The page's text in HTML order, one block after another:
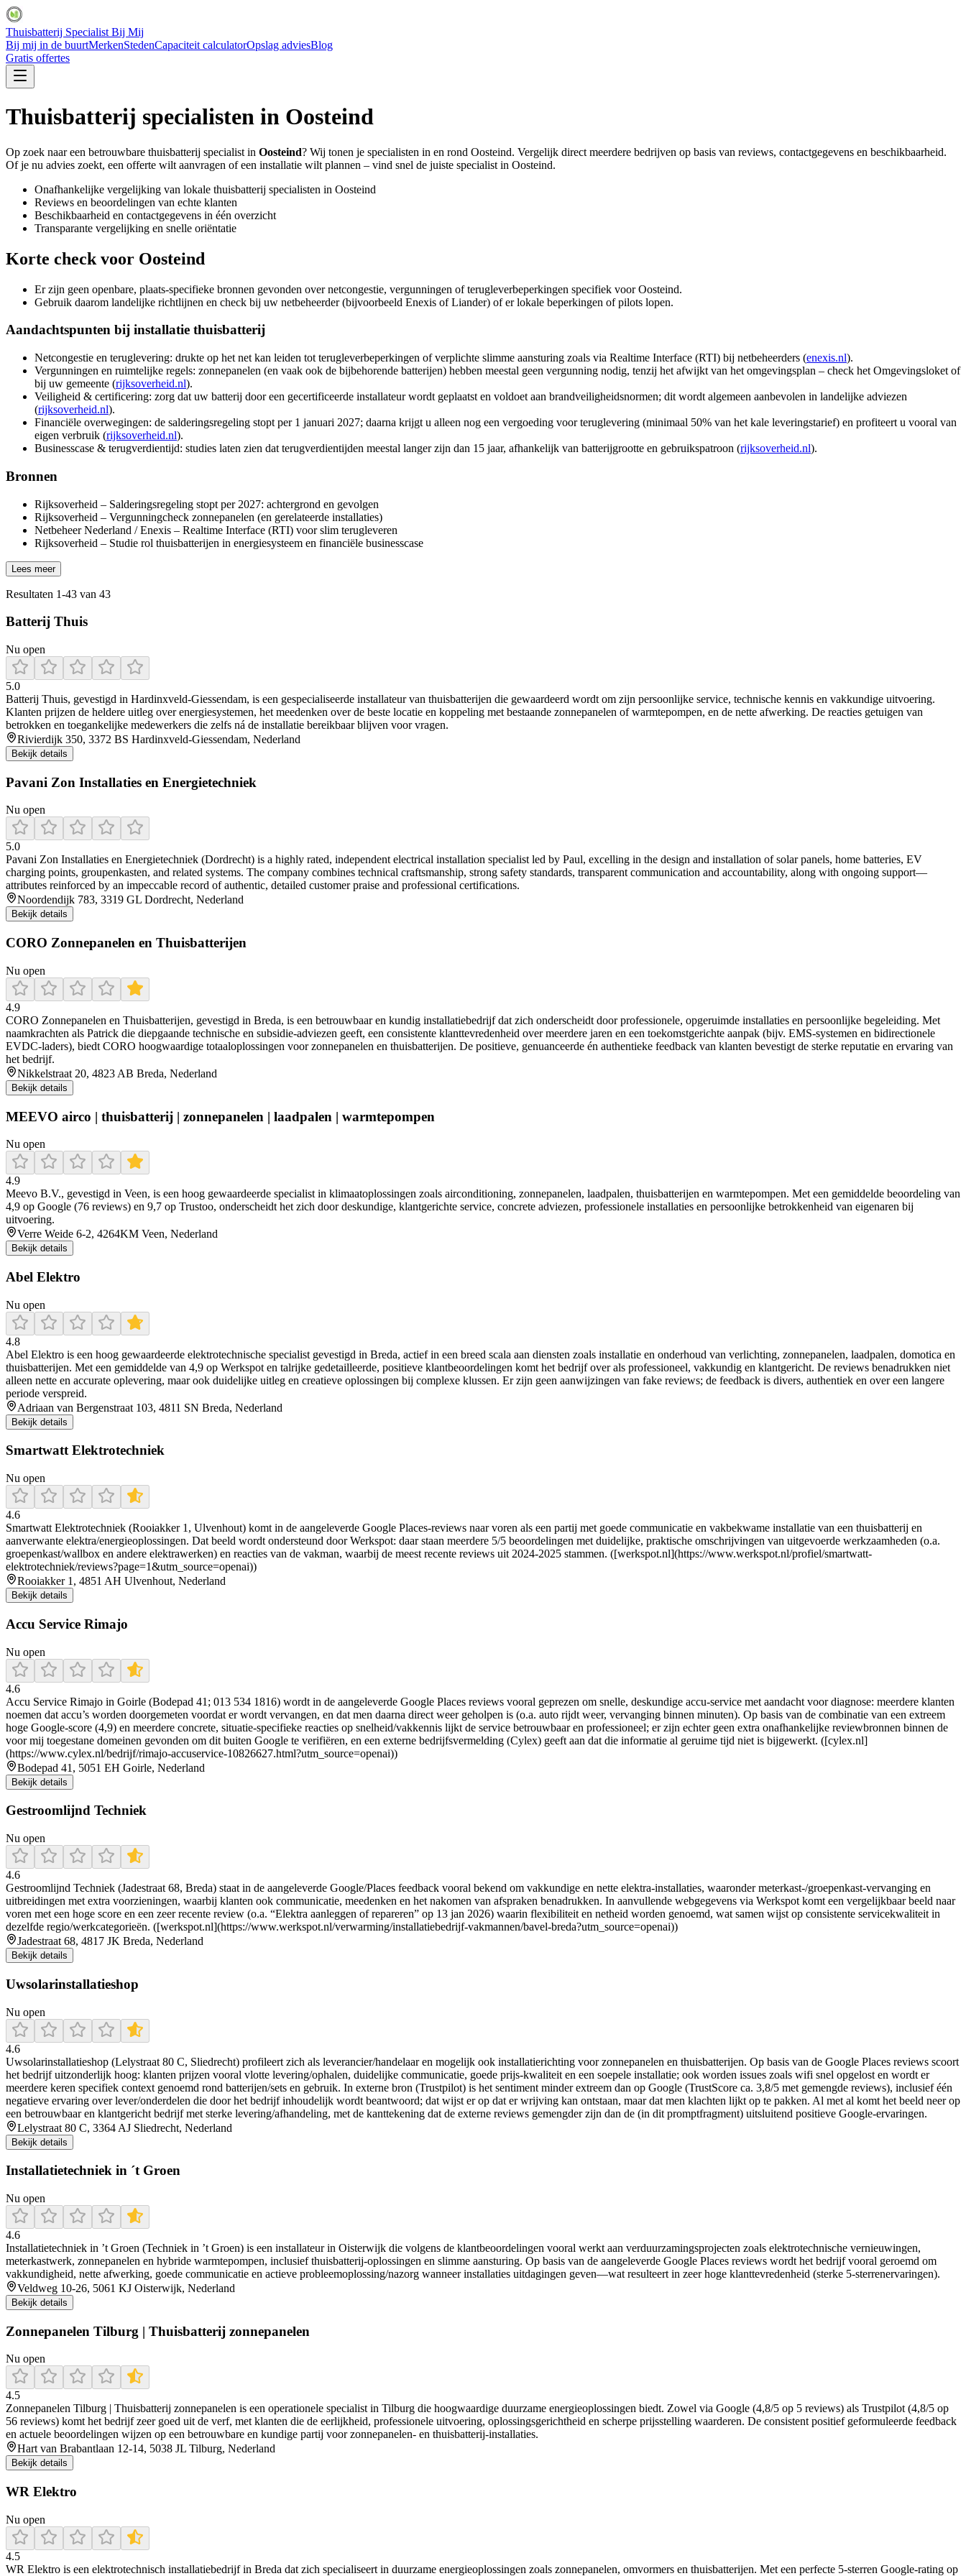
Thuisbatterij Specialist Bij Mij
Bij mij in de buurtMerkenStedenCapaciteit calculatorOpslag adviesBlog
Gratis offertes
Thuisbatterij specialisten in Oosteind
Op zoek naar een betrouwbare thuisbatterij specialist in Oosteind? Wij tonen je specialisten in en rond Oosteind. Vergelijk direct meerdere bedrijven op basis van reviews, contactgegevens en beschikbaarheid.
Of je nu advies zoekt, een offerte wilt aanvragen of een installatie wilt plannen – vind snel de juiste specialist in Oosteind.
Onafhankelijke vergelijking van lokale thuisbatterij specialisten in Oosteind
Reviews en beoordelingen van echte klanten
Beschikbaarheid en contactgegevens in één overzicht
Transparante vergelijking en snelle oriëntatie
Korte check voor Oosteind
Er zijn geen openbare, plaats-specifieke bronnen gevonden over netcongestie, vergunningen of terugleverbeperkingen specifiek voor Oosteind.
Gebruik daarom landelijke richtlijnen en check bij uw netbeheerder (bijvoorbeeld Enexis of Liander) of er lokale beperkingen of pilots lopen.
Aandachtspunten bij installatie thuisbatterij
Netcongestie en teruglevering: drukte op het net kan leiden tot terugleverbeperkingen of verplichte slimme aansturing zoals via Realtime Interface (RTI) bij netbeheerders (enexis.nl).
Vergunningen en ruimtelijke regels: zonnepanelen (en vaak ook de bijbehorende batterijen) hebben meestal geen vergunning nodig, tenzij het afwijkt van het omgevingsplan – check het Omgevingsloket of
bij uw gemeente (rijksoverheid.nl).
Veiligheid & certificering: zorg dat uw batterij door een gecertificeerde installateur wordt geplaatst en voldoet aan brandveiligheidsnormen; dit wordt algemeen aanbevolen in landelijke adviezen
(rijksoverheid.nl).
Financiële overwegingen: de salderingsregeling stopt per 1 januari 2027; daarna krijgt u alleen nog een vergoeding voor teruglevering (minimaal 50% van het kale leveringstarief) en profiteert u vooral van
eigen verbruik (rijksoverheid.nl).
Businesscase & terugverdientijd: studies laten zien dat terugverdientijden meestal langer zijn dan 15 jaar, afhankelijk van batterijgrootte en gebruikspatroon (rijksoverheid.nl).
Bronnen
Rijksoverheid – Salderingsregeling stopt per 2027: achtergrond en gevolgen
Rijksoverheid – Vergunningcheck zonnepanelen (en gerelateerde installaties)
Netbeheer Nederland / Enexis – Realtime Interface (RTI) voor slim terugleveren
Rijksoverheid – Studie rol thuisbatterijen in energiesysteem en financiële businesscase
Lees meer
Resultaten 1-43 van 43
Batterij Thuis
Nu open
5.0
Batterij Thuis, gevestigd in Hardinxveld‑Giessendam, is een gespecialiseerde installateur van thuisbatterijen die gewaardeerd wordt om zijn persoonlijke service, technische kennis en vakkundige uitvoering.
Klanten prijzen de heldere uitleg over energiesystemen, het meedenken over de beste locatie en koppeling met bestaande zonnepanelen of warmtepompen, en de nette afwerking. De reacties getuigen van
betrokken en toegankelijke medewerkers die zelfs ná de installatie bereikbaar blijven voor vragen.
Rivierdijk 350, 3372 BS Hardinxveld-Giessendam, Nederland
Bekijk details
Pavani Zon Installaties en Energietechniek
Nu open
5.0
Pavani Zon Installaties en Energietechniek (Dordrecht) is a highly rated, independent electrical installation specialist led by Paul, excelling in the design and installation of solar panels, home batteries, EV
charging points, groupenkasten, and related systems. The company combines technical craftsmanship, strong safety standards, transparent communication and accountability, along with ongoing support—
attributes reinforced by an impeccable record of authentic, detailed customer praise and professional certifications.
Noordendijk 783, 3319 GL Dordrecht, Nederland
Bekijk details
CORO Zonnepanelen en Thuisbatterijen
Nu open
4.9
CORO Zonnepanelen en Thuisbatterijen, gevestigd in Breda, is een betrouwbaar en kundig installatiebedrijf dat zich onderscheidt door professionele, opgeruimde installaties en persoonlijke begeleiding. Met
naamkrachten als Patrick die diepgaande technische en subsidie-adviezen geeft, een consistente klanttevredenheid over meerdere jaren en een toekomstgerichte aanpak (bijv. EMS-systemen en bidirectionele
EVDC-laders), biedt CORO hoogwaardige totaaloplossingen voor zonnepanelen en thuisbatterijen. De positieve, genuanceerde én authentieke feedback van klanten bevestigt de sterke reputatie en ervaring van
het bedrijf.
Nikkelstraat 20, 4823 AB Breda, Nederland
Bekijk details
MEEVO airco | thuisbatterij | zonnepanelen | laadpalen | warmtepompen
Nu open
4.9
Meevo B.V., gevestigd in Veen, is een hoog gewaardeerde specialist in klimaatoplossingen zoals airconditioning, zonnepanelen, laadpalen, thuisbatterijen en warmtepompen. Met een gemiddelde beoordeling van
4,9 op Google (76 reviews) en 9,7 op Trustoo, onderscheidt het zich door deskundige, klantgerichte service, concrete adviezen, professionele installaties en persoonlijke betrokkenheid van eigenaren bij
uitvoering.
Verre Weide 6-2, 4264KM Veen, Nederland
Bekijk details
Abel Elektro
Nu open
4.8
Abel Elektro is een hoog gewaardeerde elektrotechnische specialist gevestigd in Breda, actief in een breed scala aan diensten zoals installatie en onderhoud van verlichting, zonnepanelen, laadpalen, domotica en
thuisbatterijen. Met een gemiddelde van 4,9 op Werkspot en talrijke gedetailleerde, positieve klantbeoordelingen komt het bedrijf over als professioneel, vakkundig en klantgericht. De reviews benadrukken niet
alleen nette en accurate oplevering, maar ook duidelijke uitleg en creatieve oplossingen bij complexe klussen. Er zijn geen aanwijzingen van fake reviews; de feedback is divers, authentiek en over een langere
periode verspreid.
Adriaan van Bergenstraat 103, 4811 SN Breda, Nederland
Bekijk details
Smartwatt Elektrotechniek
Nu open
4.6
Smartwatt Elektrotechniek (Rooiakker 1, Ulvenhout) komt in de aangeleverde Google Places-reviews naar voren als een partij met goede communicatie en vakbekwame installatie van een thuisbatterij en
aanverwante elektra/energieoplossingen. Dat beeld wordt ondersteund door Werkspot: daar staan meerdere 5/5 beoordelingen met duidelijke, praktische omschrijvingen van uitgevoerde werkzaamheden (o.a.
groepenkast/wallbox en andere elektrawerken) en reacties van de vakman, waarbij de meest recente reviews uit 2024-2025 stammen. ([werkspot.nl](https://www.werkspot.nl/profiel/smartwatt-
elektrotechniek/reviews?page=1&utm_source=openai))
Rooiakker 1, 4851 AH Ulvenhout, Nederland
Bekijk details
Accu Service Rimajo
Nu open
4.6
Accu Service Rimajo in Goirle (Bodepad 41; 013 534 1816) wordt in de aangeleverde Google Places reviews vooral geprezen om snelle, deskundige accu-service met aandacht voor diagnose: meerdere klanten
noemen dat accu’s worden doorgemeten voordat er wordt vervangen, en dat men daarna direct weer geholpen is (o.a. auto rijdt weer, vervanging binnen minuten). Op basis van de combinatie van een extreem
hoge Google-score (4,9) en meerdere concrete, situatie-specifieke reacties op snelheid/vakkennis lijkt de service betrouwbaar en professioneel; er zijn echter geen extra onafhankelijke reviewbronnen binnen de
voor mij toegestane domeinen gevonden om dit buiten Google te verifiëren, en een externe bedrijfsvermelding (Cylex) geeft aan dat die informatie al geruime tijd niet is bijgewerkt. ([cylex.nl]
(https://www.cylex.nl/bedrijf/rimajo-accuservice-10826627.html?utm_source=openai))
Bodepad 41, 5051 EH Goirle, Nederland
Bekijk details
Gestroomlijnd Techniek
Nu open
4.6
Gestroomlijnd Techniek (Jadestraat 68, Breda) staat in de aangeleverde Google/Places feedback vooral bekend om vakkundige en nette elektra-installaties, waaronder meterkast-/groepenkast-vervanging en
uitbreidingen met extra voorzieningen, waarbij klanten ook communicatie, meedenken en het nakomen van afspraken benadrukken. In aanvullende webgegevens via Werkspot komt een vergelijkbaar beeld naar
voren met een hoge score en een zeer recente review (o.a. “Elektra aanleggen of repareren” op 13 jan 2026) waarin flexibiliteit en netheid worden genoemd, wat samen wijst op consistente servicekwaliteit in
dezelfde regio/werkcategorieën. ([werkspot.nl](https://www.werkspot.nl/verwarming/installatiebedrijf-vakmannen/bavel-breda?utm_source=openai))
Jadestraat 68, 4817 JK Breda, Nederland
Bekijk details
Uwsolarinstallatieshop
Nu open
4.6
Uwsolarinstallatieshop (Lelystraat 80 C, Sliedrecht) profileert zich als leverancier/handelaar en mogelijk ook installatierichting voor zonnepanelen en thuisbatterijen. Op basis van de Google Places reviews scoort
het bedrijf uitzonderlijk hoog: klanten prijzen vooral vlotte levering/ophalen, duidelijke communicatie, goede prijs-kwaliteit en een soepele installatie; ook worden issues zoals wifi snel opgelost en wordt er
meerdere keren specifiek context genoemd rond batterijen/sets en gebruik. In externe bron (Trustpilot) is het sentiment minder extreem dan op Google (TrustScore ca. 3,8/5 met gemengde reviews), inclusief één
negatieve ervaring over lever/onderdelen die door het bedrijf inhoudelijk wordt beantwoord; dat wijst er op dat er wrijving kan ontstaan, maar dat men klachten lijkt op te pakken. Al met al komt het beeld neer op
een betrouwbaar en klantgericht bedrijf met sterke levering/afhandeling, met de kanttekening dat de externe reviews gemengder zijn dan de (in dit promptfragment) uitsluitend positieve Google-ervaringen.
Lelystraat 80 C, 3364 AJ Sliedrecht, Nederland
Bekijk details
Installatietechniek in ´t Groen
Nu open
4.6
Installatietechniek in ’t Groen (Techniek in ’t Groen) is een installateur in Oisterwijk die volgens de klantbeoordelingen vooral werkt aan verduurzamingsprojecten zoals elektrotechnische vernieuwingen,
meterkastwerk, zonnepanelen en hybride warmtepompen, inclusief thuisbatterij-oplossingen en slimme aansturing. Op basis van de aangeleverde Google Places reviews wordt het bedrijf vooral geroemd om
vakkundigheid, nette afwerking, goede communicatie en actieve probleemoplossing/nazorg wanneer installaties uitdagingen geven—wat resulteert in zeer hoge klanttevredenheid (sterke 5-sterrenervaringen).
Veldweg 10-26, 5061 KJ Oisterwijk, Nederland
Bekijk details
Zonnepanelen Tilburg | Thuisbatterij zonnepanelen
Nu open
4.5
Zonnepanelen Tilburg | Thuisbatterij zonnepanelen is een operationele specialist in Tilburg die hoogwaardige duurzame energieoplossingen biedt. Zowel via Google (4,8/5 op 5 reviews) als Trustpilot (4,8/5 op
56 reviews) komt het bedrijf zeer goed uit de verf, met klanten die de eerlijkheid, professionele uitvoering, oplossingsgerichtheid en scherpe prijsstelling waarderen. De consistent positief geformuleerde feedback
en actuele beoordelingen wijzen op een betrouwbare en kundige partij voor zonnepanelen- en thuisbatterij-installaties.
Hart van Brabantlaan 12-14, 5038 JL Tilburg, Nederland
Bekijk details
WR Elektro
Nu open
4.5
WR Elektro is een elektrotechnisch installatiebedrijf in Breda dat zich specialiseert in duurzame energieoplossingen zoals zonnepanelen, omvormers en thuisbatterijen. Met een perfecte 5‑sterren Google‑rating op